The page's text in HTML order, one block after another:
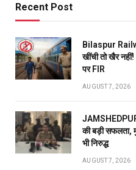
Recent Post
Bilaspur
खींची तो खैर
पर FIR
AUGUST 7, 2026
JAMSHEDPUR
की बड़ी सफलता,
भी निरुद्ध
AUGUST 7, 2026